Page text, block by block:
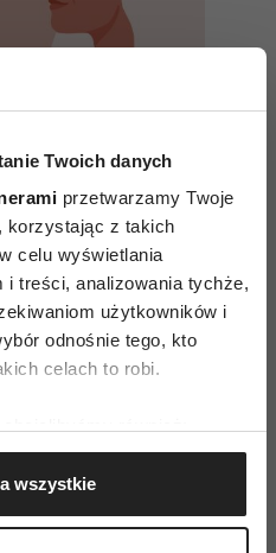
Twoich danych
przetwarzamy Twoje
korzystając z takich
celu wyświetlania
i treści, analizowania tychże,
użytkowników i
odnośnie tego, kto
celach to robi.
Twojej lokalizacji
nawet do kilku metrów
aktywnie
wszystkie
wpływają
ze mną, żeby się
przychodzą osoby,